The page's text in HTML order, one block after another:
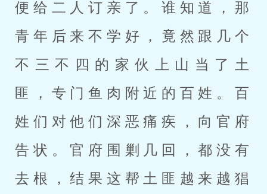
便给二人订亲了。谁知道，那
青年后来不学好，竟然跟几个
不三不四的家伙上山当了土
匪，专门鱼肉附近的百姓。百
姓们对他们深恶痛疾，向官府
告状。官府围剿几回，都没有
去根，结果这帮土匪越来越猖